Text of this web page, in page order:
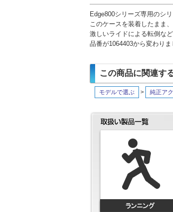
Edge800シリーズ専用のシ
このケースを装着したまま
激しいライドによる転倒な
品番が1064403から変わりま
この商品に関連す
モデルで選ぶ > 純正ア